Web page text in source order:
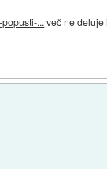
... več ne